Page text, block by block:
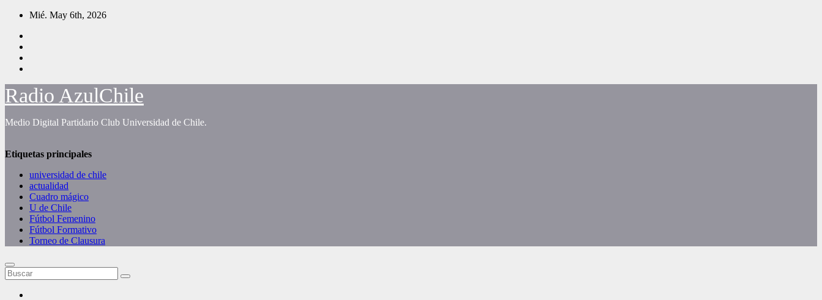
Saltar
contenido
Mié. May 6th, 2026
Radio AzulChile
Medio Digital Partidario Club Universidad de Chile.
Etiquetas principales
universidad de chile
actualidad
Cuadro mágico
U de Chile
Fútbol Femenino
Fútbol Formativo
Torneo de Clausura